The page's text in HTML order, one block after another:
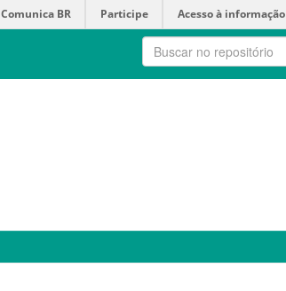
Comunica BR Participe Acesso à informação